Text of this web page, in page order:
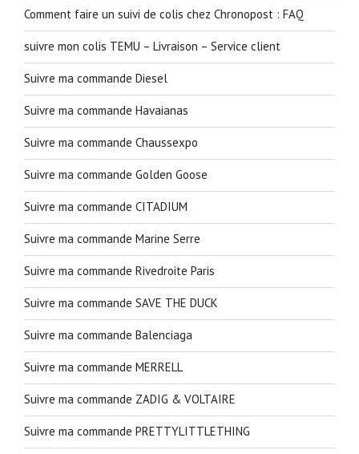
Comment faire un suivi de colis chez Chronopost : FAQ
suivre mon colis TEMU – Livraison – Service client
Suivre ma commande Diesel
Suivre ma commande Havaianas
Suivre ma commande Chaussexpo
Suivre ma commande Golden Goose
Suivre ma commande CITADIUM
Suivre ma commande Marine Serre
Suivre ma commande Rivedroite Paris
Suivre ma commande SAVE THE DUCK
Suivre ma commande Balenciaga
Suivre ma commande MERRELL
Suivre ma commande ZADIG & VOLTAIRE
Suivre ma commande PRETTYLITTLETHING